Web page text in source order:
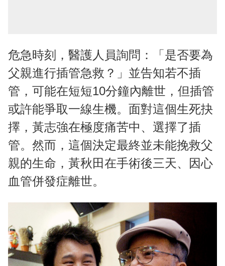
危急時刻，醫護人員詢問：「是否要為
父親進行插管急救？」並告知若不插
管，可能在短短10分鐘內離世，但插管
或許能爭取一線生機。面對這個生死抉
擇，黃志強在極度痛苦中、選擇了插
管。然而，這個決定最終並未能挽救父
親的生命，黃秋田在手術後三天、因心
血管併發症離世。